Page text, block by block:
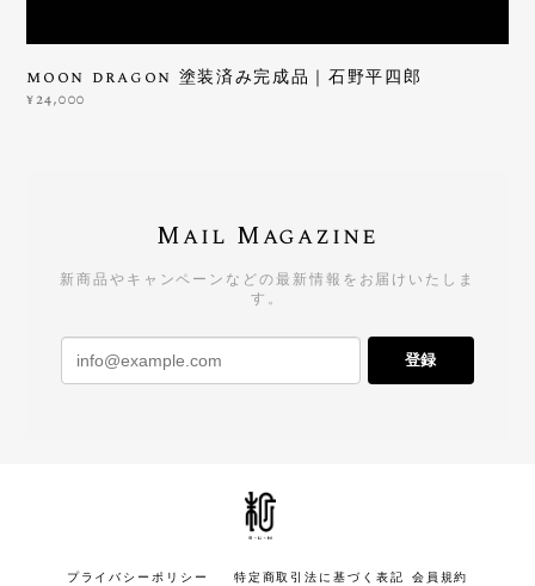
moon dragon 塗装済み完成品｜石野平四郎
¥24,000
Mail Magazine
新商品やキャンペーンなどの最新情報をお届けいたしま
す。
登録
プライバシーポリシー 特定商取引法に基づく表記 会員規約